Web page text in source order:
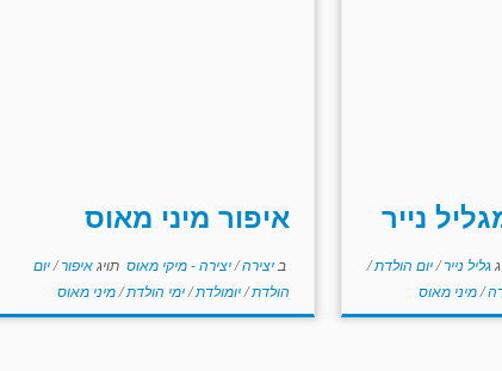
נייר
גליל נייר/יום הולדת/
/מיני מאוס
איפור מיני מאוס
ב יצירה/יצירה - מיקי מאוס תויגאיפור/יום
הולדת/יומולדת/ימי הולדת/מיני מאוס